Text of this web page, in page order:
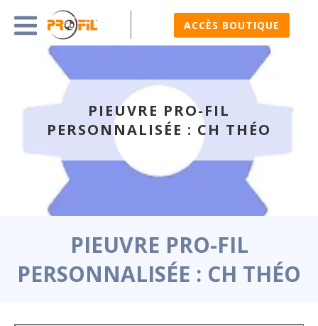
ACCÈS BOUTIQUE
PIEUVRE PRO-FIL
PERSONNALISÉE : CH THÉO
PIEUVRE PRO-FIL
PERSONNALISÉE : CH THÉO